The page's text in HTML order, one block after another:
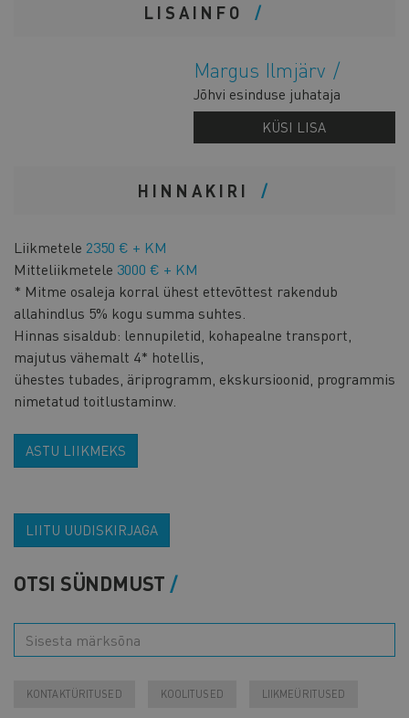
LISAINFO
Margus Ilmjärv
Jõhvi esinduse juhataja
KÜSI LISA
HINNAKIRI
Liikmetele 2350 € + KM
Mitteliikmetele 3000 € + KM
* Mitme osaleja korral ühest ettevõttest rakendub
allahindlus 5% kogu summa suhtes.
Hinnas sisaldub: lennupiletid, kohapealne transport,
majutus vähemalt 4* hotellis,
ühestes tubades, äriprogramm, ekskursioonid, programmis
nimetatud toitlustaminw.
ASTU LIIKMEKS
LIITU UUDISKIRJAGA
OTSI SÜNDMUST
KONTAKTÜRITUSED KOOLITUSED LIIKMEÜRITUSED